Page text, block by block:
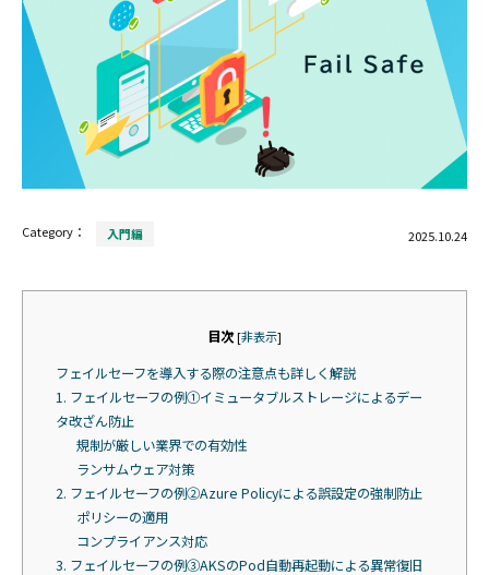
Category： 入門編 2025.10.24
目次[非表示]
フェイルセーフを導入する際の注意点も詳しく解説
1. フェイルセーフの例①イミュータブルストレージによるデー
タ改ざん防止
規制が厳しい業界での有効性
ランサムウェア対策
2. フェイルセーフの例②Azure Policyによる誤設定の強制防止
ポリシーの適用
コンプライアンス対応
3. フェイルセーフの例③AKSのPod自動再起動による異常復旧